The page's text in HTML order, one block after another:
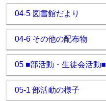
04-5 図書館だより
04-6 その他の配布物
05 ■部活動・生徒会活動■
05-1 部活動の様子